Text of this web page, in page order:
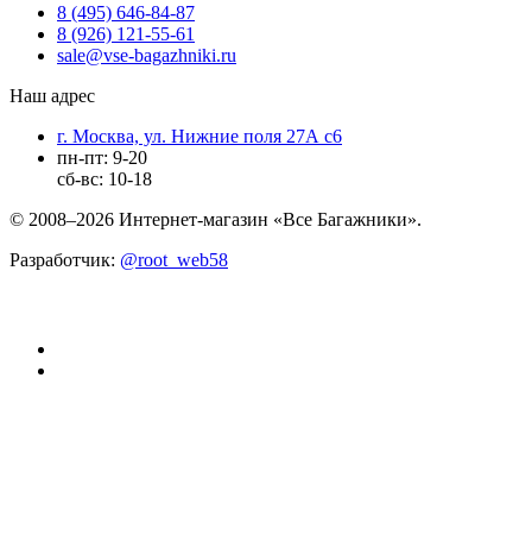
8 (495) 646-84-87
8 (926) 121-55-61
sale@vse-bagazhniki.ru
Наш адрес
г. Москва, ул. Нижние поля 27А с6
пн-пт: 9-20
сб-вс: 10-18
© 2008–2026 Интернет-магазин «Все Багажники».
Разработчик: @root_web58